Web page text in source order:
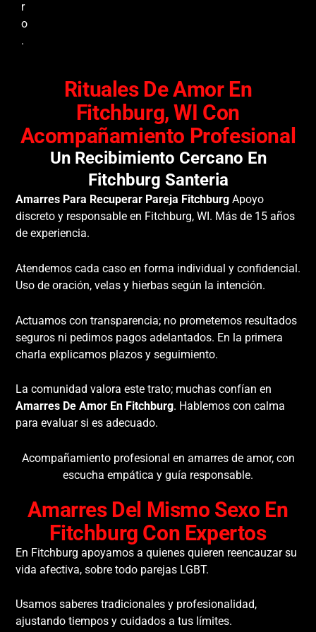
r
o
.
Rituales De Amor En
Fitchburg, WI Con
Acompañamiento Profesional
Un Recibimiento Cercano En
Fitchburg Santeria
Amarres Para Recuperar Pareja Fitchburg Apoyo
discreto y responsable en Fitchburg, WI. Más de 15 años
de experiencia.
Atendemos cada caso en forma individual y confidencial.
Uso de oración, velas y hierbas según la intención.
Actuamos con transparencia; no prometemos resultados
seguros ni pedimos pagos adelantados. En la primera
charla explicamos plazos y seguimiento.
La comunidad valora este trato; muchas confían en
Amarres De Amor En Fitchburg. Hablemos con calma
para evaluar si es adecuado.
Acompañamiento profesional en amarres de amor, con
escucha empática y guía responsable.
Amarres Del Mismo Sexo En
Fitchburg Con Expertos
En Fitchburg apoyamos a quienes quieren reencauzar su
vida afectiva, sobre todo parejas LGBT.
Usamos saberes tradicionales y profesionalidad,
ajustando tiempos y cuidados a tus límites.